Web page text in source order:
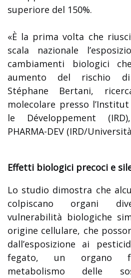
superiore del 150%.
«È la prima volta che
scala nazionale
cambiamenti biologici
aumento del rischio di
Stéphane Bertani,
molecolare presso
le Développement
PHARMA-DEV (IRD/
Effetti biologici precoci e
Lo studio dimostra che
colpiscano organi
vulnerabilità biologiche
origine cellulare, che
dall’esposizione ai
fegato, un organo
metabolismo delle